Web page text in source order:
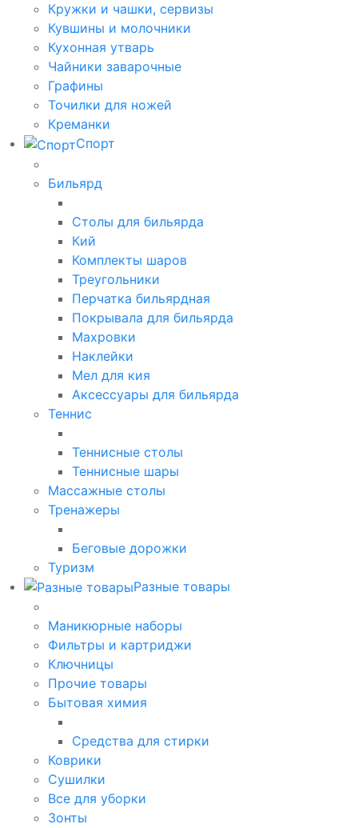
Кружки и чашки, сервизы
Кувшины и молочники
Кухонная утварь
Чайники заварочные
Графины
Точилки для ножей
Креманки
Спорт
Бильярд
Столы для бильярда
Кий
Комплекты шаров
Треугольники
Перчатка бильярдная
Покрывала для бильярда
Махровки
Наклейки
Мел для кия
Аксессуары для бильярда
Теннис
Теннисные столы
Теннисные шары
Массажные столы
Тренажеры
Беговые дорожки
Туризм
Разные товары
Маникюрные наборы
Фильтры и картриджи
Ключницы
Прочие товары
Бытовая химия
Средства для стирки
Коврики
Сушилки
Все для уборки
Зонты